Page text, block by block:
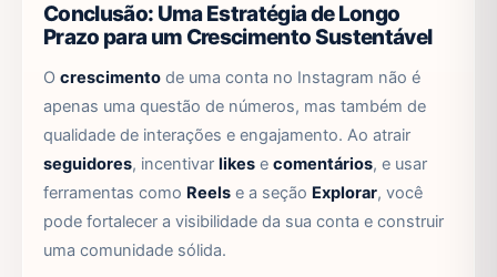
Conclusão: Uma Estratégia de Longo
Prazo para um Crescimento Sustentável
O crescimento de uma conta no Instagram não é
apenas uma questão de números, mas também de
qualidade de interações e engajamento. Ao atrair
seguidores, incentivar likes e comentários, e usar
ferramentas como Reels e a seção Explorar, você
pode fortalecer a visibilidade da sua conta e construir
uma comunidade sólida.